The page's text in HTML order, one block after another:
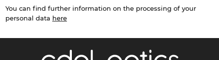
You can find further information on the processing of your
personal data here